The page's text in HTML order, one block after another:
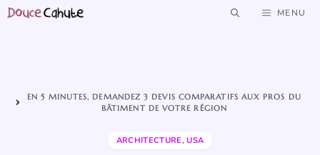
Aller
MENU
EN 5 MINUTES, DEMANDEZ 3 DEVIS COMPARATIFS AUX PROS DU
BÂTIMENT DE VOTRE RÉGION
ARCHITECTURE,USA